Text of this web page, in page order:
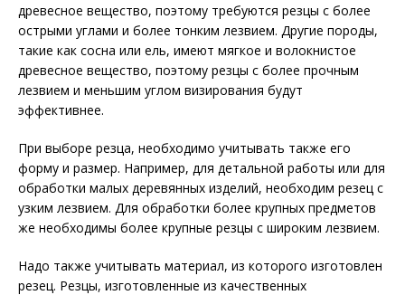
древесное вещество, поэтому требуются резцы с более
острыми углами и более тонким лезвием. Другие породы,
такие как сосна или ель, имеют мягкое и волокнистое
древесное вещество, поэтому резцы с более прочным
лезвием и меньшим углом визирования будут
эффективнее.
При выборе резца, необходимо учитывать также его
форму и размер. Например, для детальной работы или для
обработки малых деревянных изделий, необходим резец с
узким лезвием. Для обработки более крупных предметов
же необходимы более крупные резцы с широким лезвием.
Надо также учитывать материал, из которого изготовлен
резец. Резцы, изготовленные из качественных